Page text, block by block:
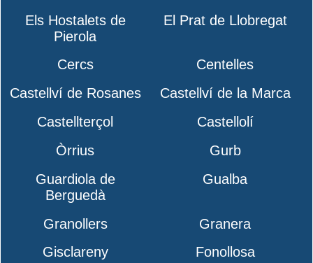
Els Hostalets de
Pierola
El Prat de Llobregat
Cercs
Centelles
Castellví de Rosanes
Castellví de la Marca
Castellterçol
Castellolí
Òrrius
Gurb
Guardiola de
Berguedà
Gualba
Granollers
Granera
Gisclareny
Fonollosa